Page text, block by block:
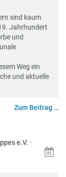
sind kaum
Jahrhundert
und
Weg ein
und aktuelle
Zum Beitrag …
e.V. ·